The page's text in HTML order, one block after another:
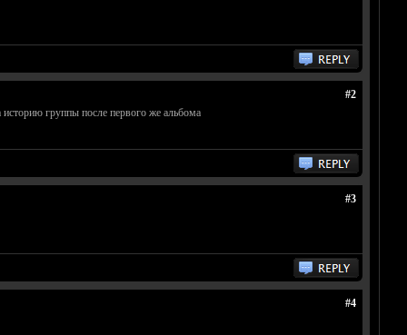
#2
историю группы после первого же альбома
#3
#4